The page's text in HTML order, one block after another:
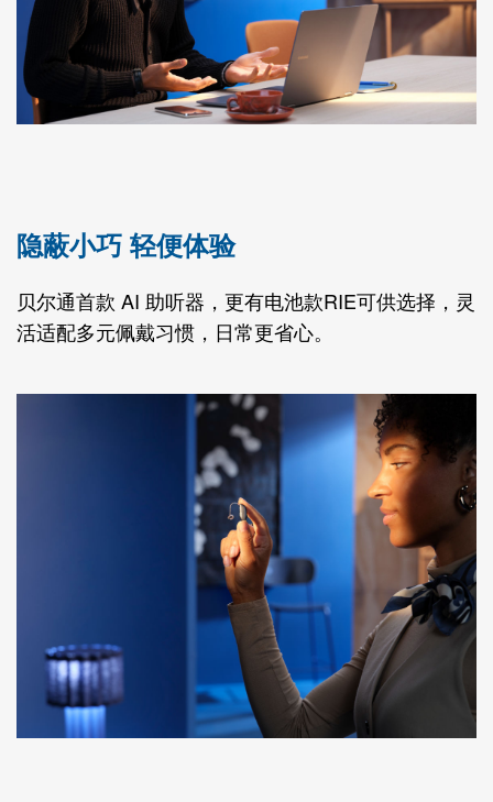
隐蔽小巧 轻便体验
贝尔通首款 AI 助听器，更有电池款RIE可供选择，灵
活适配多元佩戴习惯，日常更省心。